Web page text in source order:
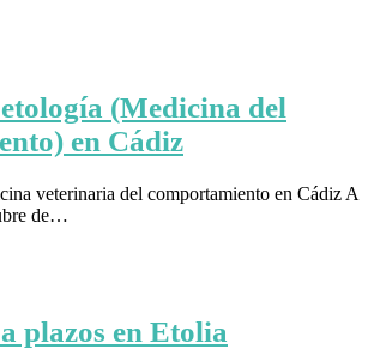
(Medicina del
en Cádiz
veterinaria del comportamiento en Cádiz A
de…
plazos en Etolia